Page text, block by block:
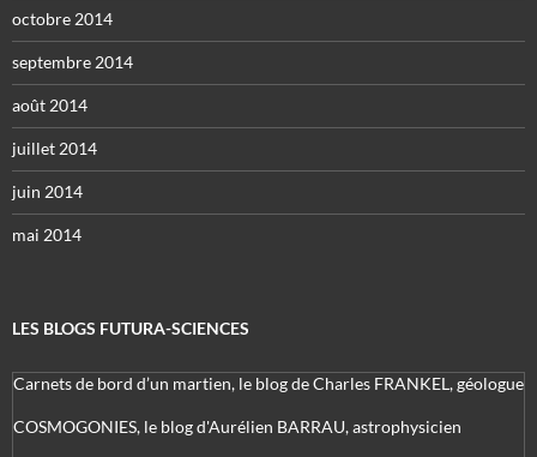
octobre 2014
septembre 2014
août 2014
juillet 2014
juin 2014
mai 2014
LES BLOGS FUTURA-SCIENCES
Carnets de bord d’un martien, le blog de Charles FRANKEL, géologue
COSMOGONIES, le blog d'Aurélien BARRAU, astrophysicien